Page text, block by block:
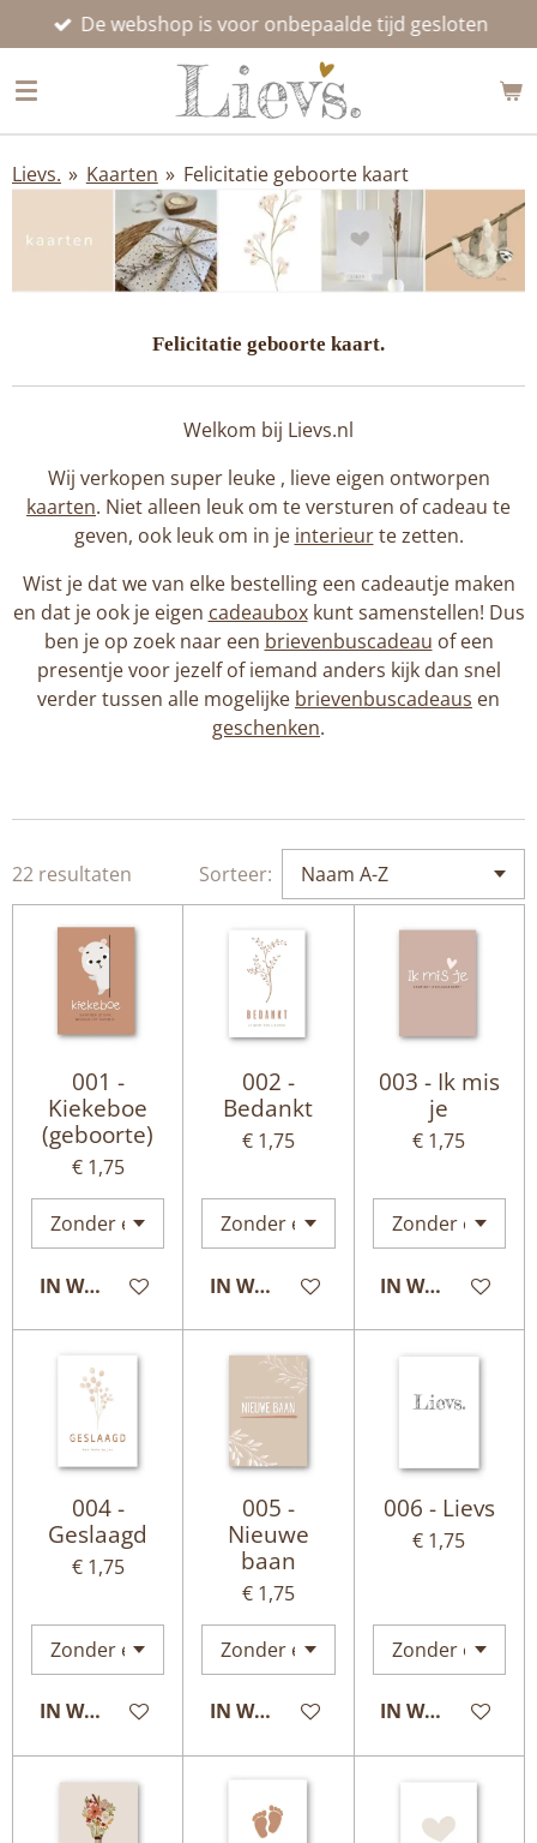
direct
naar
hoofdinhoud
De webshop is voor onbepaalde tijd gesloten
Lievs. » Kaarten » Felicitatie geboorte kaart
Felicitatie geboorte kaart.
Welkom bij Lievs.nl
Wij verkopen super leuke , lieve eigen ontworpen
kaarten. Niet alleen leuk om te versturen of cadeau te
geven, ook leuk om in je interieurte zetten.
Wist je dat we van elke bestelling een cadeautje maken
en dat je ook je eigen cadeauboxkunt samenstellen! Dus
ben je op zoek naar een brievenbuscadeau of een
presentje voor jezelf of iemand anders kijk dan snel
verder tussen alle mogelijke brievenbuscadeaus en
geschenken.
22 resultaten Sorteer:
001 -
Kiekeboe
(geboorte)
€ 1,75
IN WINKELWAGEN
002 -
Bedankt
€ 1,75
IN WINKELWAGEN
003 - Ik mis
je
€ 1,75
IN
004 -
Geslaagd
€ 1,75
IN WINKELWAGEN
005 -
Nieuwe
baan
€ 1,75
IN WINKELWAGEN
006 - Lievs
€ 1,75
IN